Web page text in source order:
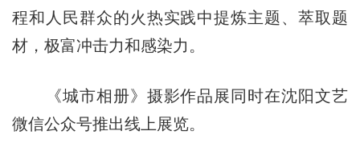
程和人民群众的火热实践中提炼主题、萃取题
材，极富冲击力和感染力。
《城市相册》摄影作品展同时在沈阳文艺
微信公众号推出线上展览。